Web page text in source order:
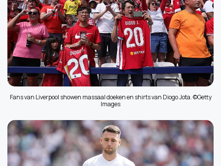
Fans van Liverpool showen massaal doeken en shirts van Diogo Jota. ©Getty
Images